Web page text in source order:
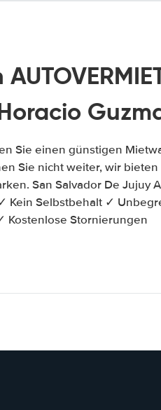
Sie einen günstigen
Sie nicht weiter, wir
San Salvador De Jujuy
Kein Selbstbehalt ✓
Kostenlose Stornierungen